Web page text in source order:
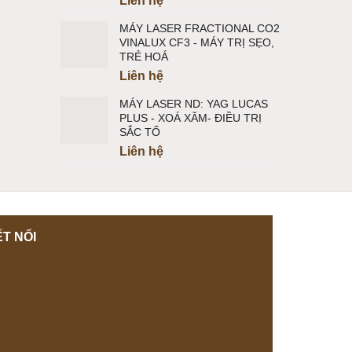
MÁY LASER FRACTIONAL CO2
VINALUX CF3 - MÁY TRỊ SẸO,
TRẺ HOÁ
Liên hệ
MÁY LASER ND: YAG LUCAS
PLUS - XOÁ XĂM- ĐIỀU TRỊ
SẮC TỐ
Liên hệ
NỐI